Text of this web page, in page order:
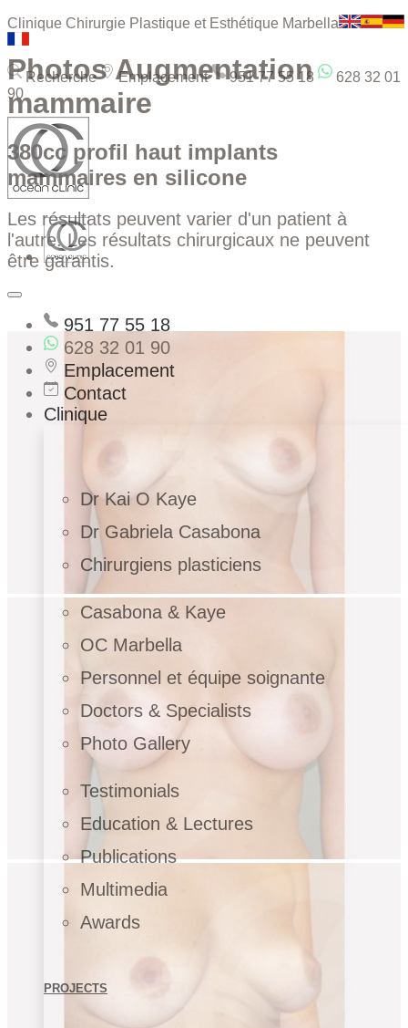
Clinique Chirurgie Plastique et Esthétique Marbella
Recherche Emplacement 951 77 55 18
628 32 01
90
951 77 55 18
628 32 01 90
Emplacement
Contact
Clinique
Dr Kai O Kaye
Dr Gabriela Casabona
Chirurgiens plasticiens
Casabona & Kaye
OC Marbella
Personnel et équipe soignante
Doctors & Specialists
Photo Gallery
Testimonials
Education & Lectures
Publications
Multimedia
Awards
PROJECTS
Photos Augmentation
mammaire
380cc profil haut implants
mammaires en silicone
Les résultats peuvent varier d'un patient à
l'autre. Les résultats chirurgicaux ne peuvent
être garantis.